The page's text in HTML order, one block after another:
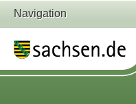
Navigation